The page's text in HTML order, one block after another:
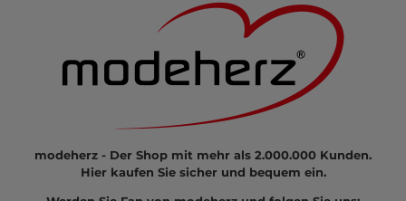
modeherz - Der Shop mit mehr als 2.000.000 Kunden.
Hier kaufen Sie sicher und bequem ein.